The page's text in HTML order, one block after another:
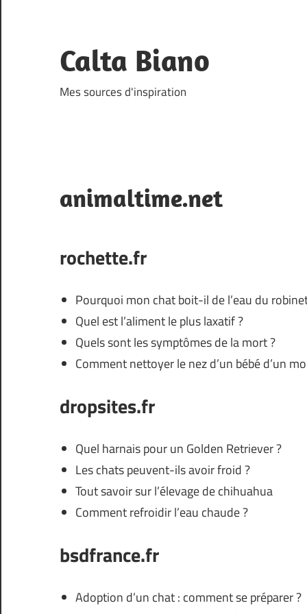
content
Calta Biano
Mes sources d'inspiration
animaltime.net
rochette.fr
Pourquoi mon chat boit-il de l’eau du
Quel est l’aliment le plus laxatif ?
Quels sont les symptômes de la mort ?
Comment nettoyer le nez d’un bébé d’un
dropsites.fr
Quel harnais pour un Golden Retriever ?
Les chats peuvent-ils avoir froid ?
Tout savoir sur l’élevage de chihuahua
Comment refroidir l’eau chaude ?
bsdfrance.fr
Adoption d’un chat : comment se préparer ?